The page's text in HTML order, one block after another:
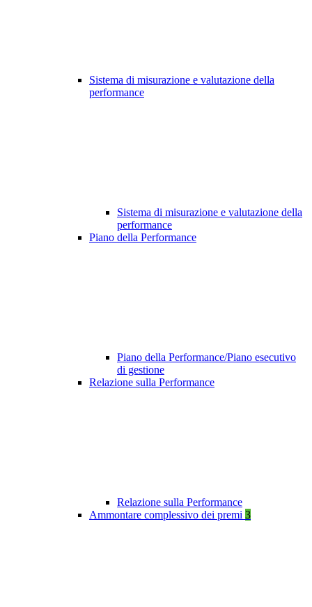
Sistema di misurazione e valutazione della
performance
Sistema di misurazione e valutazione della
performance
Piano della Performance
Piano della Performance/Piano esecutivo
di gestione
Relazione sulla Performance
Relazione sulla Performance
Ammontare complessivo dei premi 3